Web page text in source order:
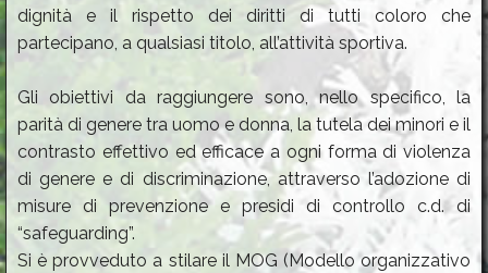
dignità e il rispetto dei diritti di tutti coloro che
partecipano, a qualsiasi titolo, all’attività sportiva.
Gli obiettivi da raggiungere sono, nello specifico, la
parità di genere tra uomo e donna, la tutela dei minori e il
contrasto effettivo ed efficace a ogni forma di violenza
di genere e di discriminazione, attraverso l’adozione di
misure di prevenzione e presidi di controllo c.d. di
“safeguarding”.
Si è provveduto a stilare il MOG (Modello organizzativo